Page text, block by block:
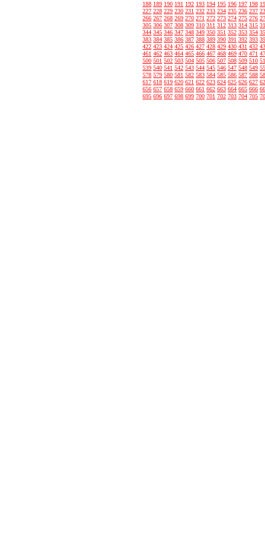
188 189 190 191 192 193 194 195 196 197 198
227 228 229 230 231 232 233 234 235 236 237
266 267 268 269 270 271 272 273 274 275 276
305 306 307 308 309 310 311 312 313 314 315
344 345 346 347 348 349 350 351 352 353 354
383 384 385 386 387 388 389 390 391 392 393
422 423 424 425 426 427 428 429 430 431 432
461 462 463 464 465 466 467 468 469 470 471
500 501 502 503 504 505 506 507 508 509 510
539 540 541 542 543 544 545 546 547 548 549
578 579 580 581 582 583 584 585 586 587 588
617 618 619 620 621 622 623 624 625 626 627
656 657 658 659 660 661 662 663 664 665 666
695 696 697 698 699 700 701 702 703 704 705